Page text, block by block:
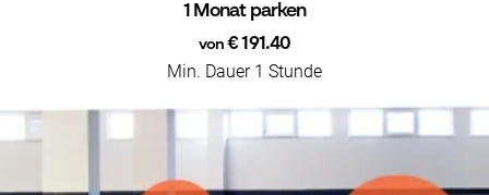
1 Monat parken
von € 191.40
Min. Dauer 1 Stunde